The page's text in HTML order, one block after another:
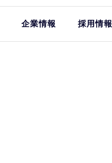
企業情報 採用情報